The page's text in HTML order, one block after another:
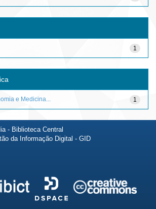
1
1
e Medicina...
- Biblioteca Central
da Informação Digital - GID